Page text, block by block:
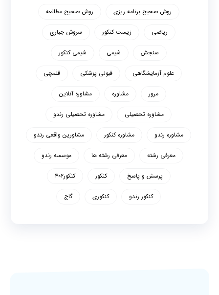
روش صحیح برنامه ریزی روش صحیح مطالعه
ریاضی زیست کنکور سروش جباری
سنجش شیمی شیمی کنکور
علوم آزمایشگاهی قبولی پزشکی قلمچی
مرور مشاوره مشاوره آنلاین
مشاوره تحصیلی مشاوره تحصیلی رندو
مشاوره رندو مشاوره کنکور مشاورین واقعی رندو
معرفی رشته معرفی رشته ها موسسه رندو
پرسش و پاسخ کنکور کنکور۴۰۲
کنکور رندو کنکوری گاج